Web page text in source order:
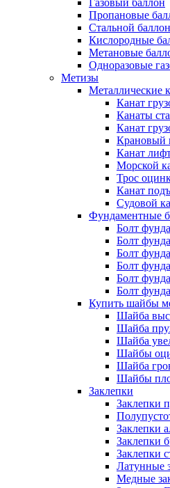
Газовый баллон
Пропановые
Стальной баллон
Кислородные
Метановые
Одноразовые
Метизы
Металлические
Канат
Канаты
Канат
Крановый
Канат
Морской
Трос
Канат
Судовой
Фундаментные
Болт
Болт
Болт
Болт
Болт
Болт
Купить шайбы
Шайба
Шайба
Шайба
Шайбы
Шайба
Шайбы
Заклепки
Заклепки
Заклепки
Заклепки
Заклепки
Латунные
Медные